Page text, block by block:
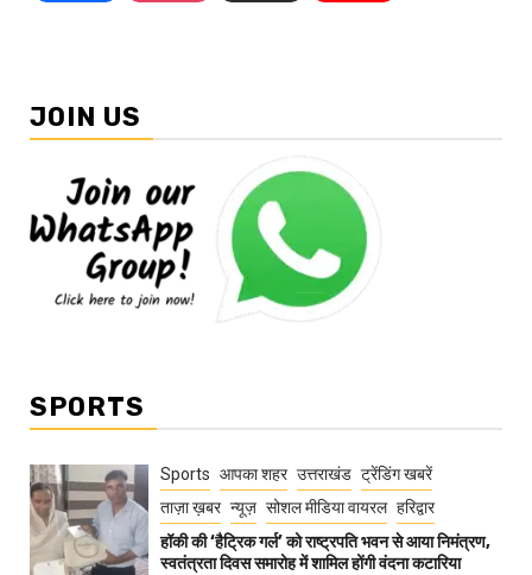
JOIN US
SPORTS
Sports आपका शहर उत्तराखंड ट्रेंडिंग खबरें
ताज़ा ख़बर न्यूज़ सोशल मीडिया वायरल हरिद्वार
हॉकी की ‘हैट्रिक गर्ल’ को राष्ट्रपति भवन से आया निमंत्रण,
स्वतंत्रता दिवस समारोह में शामिल होंगी वंदना कटारिया